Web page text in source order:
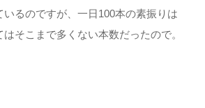
るのですが、一日100本の素振りは
そこまで多くない本数だったので。